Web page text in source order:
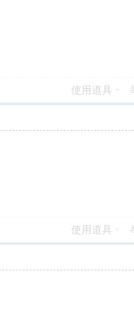
使用道具
使用道具